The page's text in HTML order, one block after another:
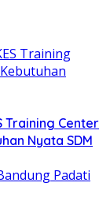
Training Center
Nyata SDM